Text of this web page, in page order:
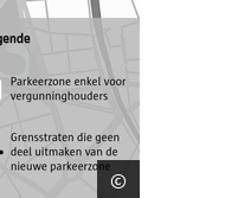
©